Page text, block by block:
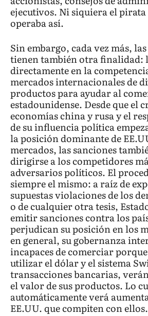
ejecutivos. Ni siquiera el
operaba así.
Sin embargo, cada vez más,
tienen también otra finalidad:
directamente en la
mercados internacionales de
productos para ayudar al
estadounidense. Desde que el
economías china y rusa y el
de su influencia política
la posición dominante de
mercados, las sanciones
dirigirse a los competidores
adversarios políticos. El
siempre el mismo: a raíz de
supuestas violaciones de los
o de cualquier otra tesis,
emitir sanciones contra los
perjudican su posición en los
en general, su gobernanza
incapaces de comerciar
utilizar el dólar y el sistema
transacciones bancarias,
el valor de sus productos. Lo
automáticamente verá
EE.UU. que compiten con ellos.